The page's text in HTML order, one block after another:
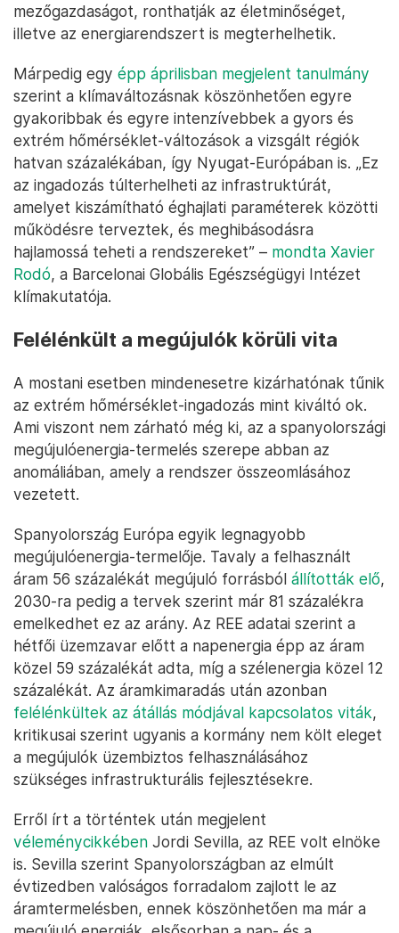
mezőgazdaságot, ronthatják az életminőséget,
illetve az energiarendszert is megterhelhetik.
Márpedig egy épp áprilisban megjelent tanulmány
szerint a klímaváltozásnak köszönhetően egyre
gyakoribbak és egyre intenzívebbek a gyors és
extrém hőmérséklet-változások a vizsgált régiók
hatvan százalékában, így Nyugat-Európában is. „Ez
az ingadozás túlterhelheti az infrastruktúrát,
amelyet kiszámítható éghajlati paraméterek közötti
működésre terveztek, és meghibásodásra
hajlamossá teheti a rendszereket” – mondta Xavier
Rodó, a Barcelonai Globális Egészségügyi Intézet
klímakutatója.
Felélénkült a megújulók körüli vita
A mostani esetben mindenesetre kizárhatónak tűnik
az extrém hőmérséklet-ingadozás mint kiváltó ok.
Ami viszont nem zárható még ki, az a spanyolországi
megújulóenergia-termelés szerepe abban az
anomáliában, amely a rendszer összeomlásához
vezetett.
Spanyolország Európa egyik legnagyobb
megújulóenergia-termelője. Tavaly a felhasznált
áram 56 százalékát megújuló forrásból állították elő,
2030-ra pedig a tervek szerint már 81 százalékra
emelkedhet ez az arány. Az REE adatai szerint a
hétfői üzemzavar előtt a napenergia épp az áram
közel 59 százalékát adta, míg a szélenergia közel 12
százalékát. Az áramkimaradás után azonban
felélénkültek az átállás módjával kapcsolatos viták,
kritikusai szerint ugyanis a kormány nem költ eleget
a megújulók üzembiztos felhasználásához
szükséges infrastrukturális fejlesztésekre.
Erről írt a történtek után megjelent
véleménycikkében Jordi Sevilla, az REE volt elnöke
is. Sevilla szerint Spanyolországban az elmúlt
évtizedben valóságos forradalom zajlott le az
áramtermelésben, ennek köszönhetően ma már a